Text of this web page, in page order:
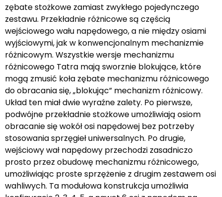
zębate stożkowe zamiast zwykłego pojedynczego
zestawu. Przekładnie różnicowe są częścią
wejściowego wału napędowego, a nie między osiami
wyjściowymi, jak w konwencjonalnym mechanizmie
różnicowym. Wszystkie wersje mechanizmu
różnicowego Tatra mają sworznie blokujące, które
mogą zmusić koła zębate mechanizmu różnicowego
do obracania się, „blokując” mechanizm różnicowy.
Układ ten miał dwie wyraźne zalety. Po pierwsze,
podwójne przekładnie stożkowe umożliwiają osiom
obracanie się wokół osi napędowej bez potrzeby
stosowania sprzęgieł uniwersalnych. Po drugie,
wejściowy wał napędowy przechodzi zasadniczo
prosto przez obudowę mechanizmu różnicowego,
umożliwiając proste sprzężenie z drugim zestawem osi
wahliwych. Ta modułowa konstrukcja umożliwia